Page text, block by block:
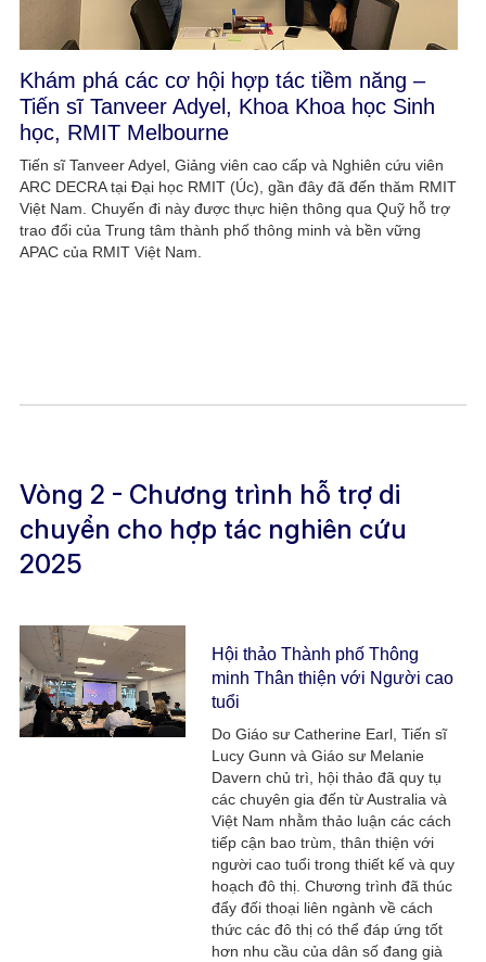
Khám phá các cơ hội hợp tác tiềm năng –
Tiến sĩ Tanveer Adyel, Khoa Khoa học Sinh
học, RMIT Melbourne​
Tiến sĩ Tanveer Adyel, Giảng viên cao cấp và Nghiên cứu viên
ARC DECRA tại Đại học RMIT (Úc), gần đây đã đến thăm RMIT
Việt Nam. Chuyến đi này được thực hiện thông qua Quỹ hỗ trợ
trao đổi của Trung tâm thành phố thông minh và bền vững
APAC của RMIT Việt Nam.
Vòng 2 - Chương trình hỗ trợ di
chuyển cho hợp tác nghiên cứu
2025
Hội thảo Thành phố Thông
minh Thân thiện với Người cao
tuổi
Do Giáo sư Catherine Earl, Tiến sĩ
Lucy Gunn và Giáo sư Melanie
Davern chủ trì, hội thảo đã quy tụ
các chuyên gia đến từ Australia và
Việt Nam nhằm thảo luận các cách
tiếp cận bao trùm, thân thiện với
người cao tuổi trong thiết kế và quy
hoạch đô thị. Chương trình đã thúc
đẩy đối thoại liên ngành về cách
thức các đô thị có thể đáp ứng tốt
hơn nhu cầu của dân số đang già